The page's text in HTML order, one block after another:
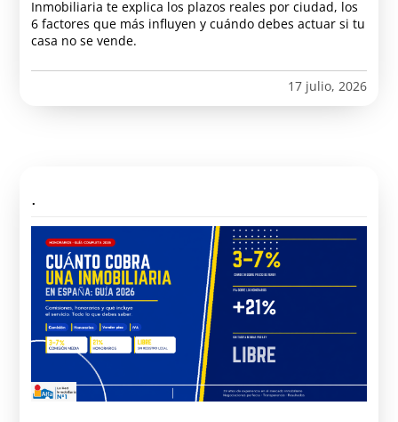
Inmobiliaria te explica los plazos reales por ciudad, los
6 factores que más influyen y cuándo debes actuar si tu
casa no se vende.
17 julio, 2026
.